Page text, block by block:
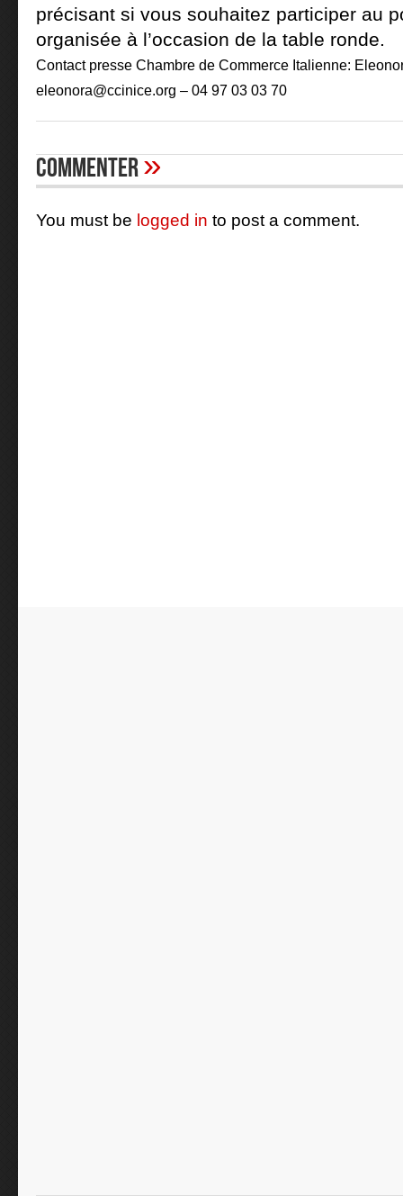
précisant si vous souhaitez participer au
organisée à l’occasion de la table ronde.
Contact presse Chambre de Commerce Italienne:
eleonora@ccinice.org – 04 97 03 03 70
Commenter»
You must be logged in to post a comment.